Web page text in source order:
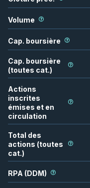
Volume
Cap. boursière
Cap. boursière
(toutes cat.)
Actions
inscrites
émises et en
circulation
Total des
actions (toutes
cat.)
RPA (DDM)